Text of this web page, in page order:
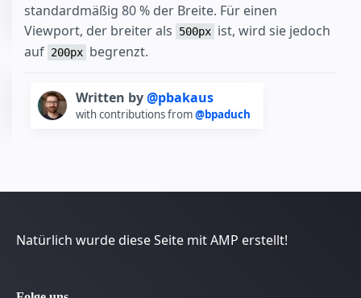
standardmäßig 80 % der Breite. Für einen
Viewport, der breiter als
500px ist, wird sie jedoch
auf 200px begrenzt.
Written by@pbakaus
with contributions from@bpaduch
Natürlich wurde diese Seite mit AMP erstellt!